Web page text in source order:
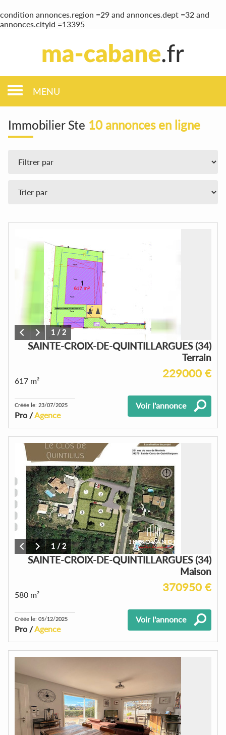
condition annonces.region =29 and annonces.dept =32 and
annonces.cityid =13395
MENU
Immobilier Ste 10 annonces en ligne
1 /2
SAINTE-CROIX-DE-QUINTILLARGUES (34)
Terrain
229000 €
617 m²
Créée le: 23/07/2025
Pro /Agence
Voir l'annonce
1 /2
SAINTE-CROIX-DE-QUINTILLARGUES (34)
Maison
370950 €
580 m²
Créée le: 05/12/2025
Pro /Agence
Voir l'annonce